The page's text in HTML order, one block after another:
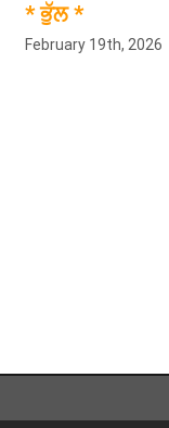
* ਭੁੱਲ *
February 19th, 2026